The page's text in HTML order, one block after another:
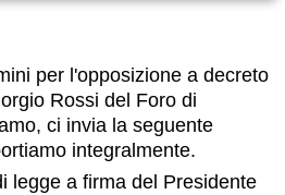
per l'opposizione a decreto
Rossi del Foro di
ci invia la seguente
integralmente.
legge a firma del Presidente